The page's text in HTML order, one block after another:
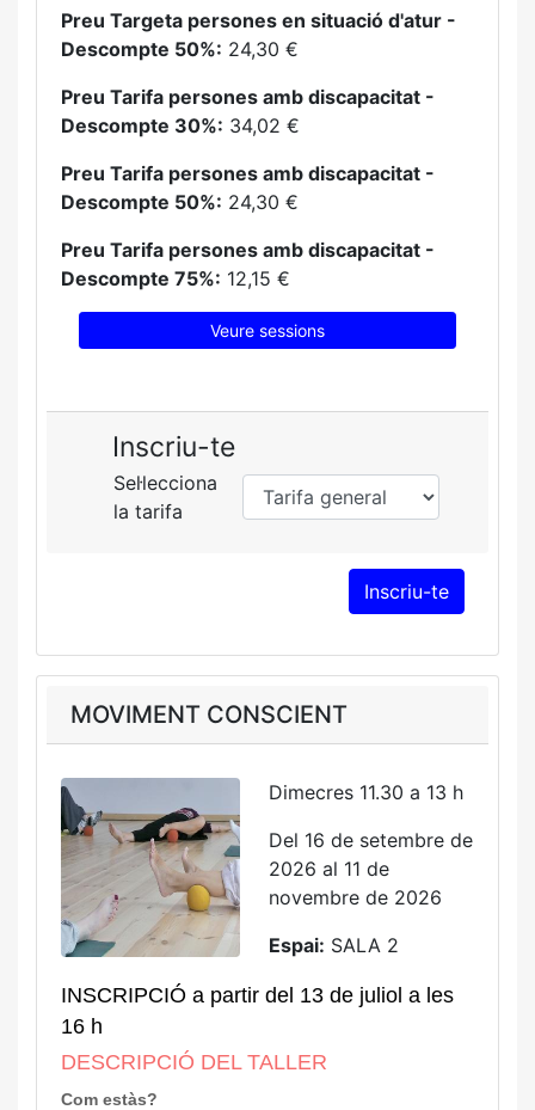
Preu Targeta persones en situació d'atur -
Descompte 50%: 24,30 €
Preu Tarifa persones amb discapacitat -
Descompte 30%: 34,02 €
Preu Tarifa persones amb discapacitat -
Descompte 50%: 24,30 €
Preu Tarifa persones amb discapacitat -
Descompte 75%: 12,15 €
Veure sessions
Inscriu-te
Sel·lecciona
la tarifa
MOVIMENT CONSCIENT
Dimecres 11.30 a 13 h
Del 16 de setembre de
2026 al 11 de
novembre de 2026
Espai: SALA 2
INSCRIPCIÓ a partir del 13 de juliol a les
16 h
DESCRIPCIÓ DEL TALLER
Com estàs?